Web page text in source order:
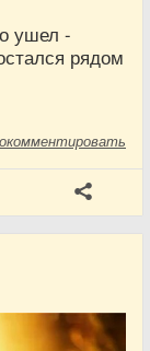
ушел -
рядом